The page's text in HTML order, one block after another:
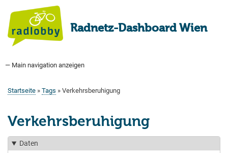
Inhalt
Radnetz-Dashboard Wien
Main
— Main navigation anzeigen
Startseite
Bauprogramm
Aktuell Geplant
Weitere Bauprojekte
Hauptradverkehrsnetz
Bezirke
Medienberichte
Tags
Über uns
Startseite Tags Verkehrsberuhigung
Verkehrsberuhigung
Daten